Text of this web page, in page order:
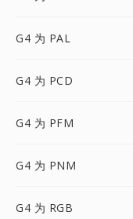
G4 为 PAL
G4 为 PCD
G4 为 PFM
G4 为 PNM
G4 为 RGB